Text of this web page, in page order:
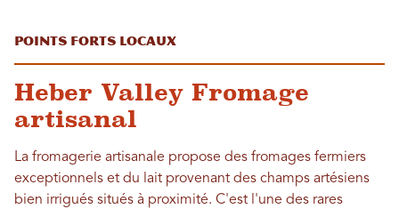
Points forts locaux
Heber Valley Fromage
artisanal
La fromagerie artisanale propose des fromages fermiers
exceptionnels et du lait provenant des champs artésiens
bien irrigués situés à proximité. C'est l'une des rares